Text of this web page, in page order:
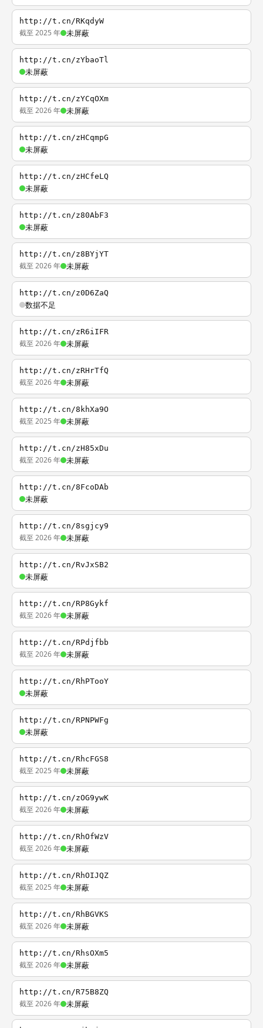
http://t.cn/RKqdyW
截至 2025 年 未屏蔽
http://t.cn/zYbaoTl
未屏蔽
http://t.cn/zYCqOXm
截至 2026 年 未屏蔽
http://t.cn/zHCqmpG
未屏蔽
http://t.cn/zHCfeLQ
未屏蔽
http://t.cn/z80AbF3
未屏蔽
http://t.cn/z8BYjYT
截至 2026 年 未屏蔽
http://t.cn/z0D6ZaQ
数据不足
http://t.cn/zR6iIFR
截至 2026 年 未屏蔽
http://t.cn/zRHrTfQ
截至 2026 年 未屏蔽
http://t.cn/8khXa9O
截至 2025 年 未屏蔽
http://t.cn/zH85xDu
截至 2026 年 未屏蔽
http://t.cn/8FcoDAb
未屏蔽
http://t.cn/8sgjcy9
截至 2026 年 未屏蔽
http://t.cn/RvJxSB2
未屏蔽
http://t.cn/RP8Gykf
截至 2026 年 未屏蔽
http://t.cn/RPdjfbb
截至 2026 年 未屏蔽
http://t.cn/RhPTooY
未屏蔽
http://t.cn/RPNPWFg
未屏蔽
http://t.cn/RhcFGS8
截至 2025 年 未屏蔽
http://t.cn/zOG9ywK
截至 2026 年 未屏蔽
http://t.cn/RhOfWzV
截至 2026 年 未屏蔽
http://t.cn/RhOIJQZ
截至 2025 年 未屏蔽
http://t.cn/RhBGVKS
截至 2026 年 未屏蔽
http://t.cn/RhsOXm5
截至 2026 年 未屏蔽
http://t.cn/R75B8ZQ
截至 2026 年 未屏蔽